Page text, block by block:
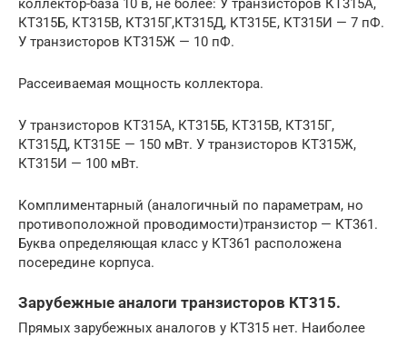
КТ315Б, КТ315В, КТ315Г,КТ315Д, КТ315Е, КТ315И — 7 пФ.
У транзисторов КТ315Ж — 10 пФ.
Рассеиваемая мощность коллектора.
У транзисторов КТ315А, КТ315Б, КТ315В, КТ315Г,
КТ315Д, КТ315Е — 150 мВт. У транзисторов КТ315Ж,
КТ315И — 100 мВт.
Комплиментарный (аналогичный по параметрам, но
противоположной проводимости)транзистор — КТ361.
Буква определяющая класс у КТ361 расположена
посередине корпуса.
Зарубежные аналоги транзисторов КТ315.
Прямых зарубежных аналогов у КТ315 нет. Наиболее